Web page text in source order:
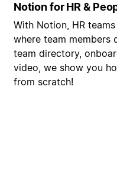
Notion for HR &
With Notion, HR
where team members
team directory,
video, we show you
from scratch!